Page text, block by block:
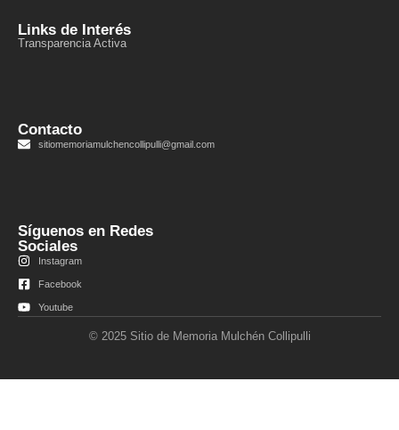
Links de Interés
Transparencia Activa
Contacto
sitiomemoriamulchencollipulli@gmail.com
Síguenos en Redes
Sociales
Instagram
Facebook
Youtube
© 2025 Sitio de Memoria Mulchén Collipulli